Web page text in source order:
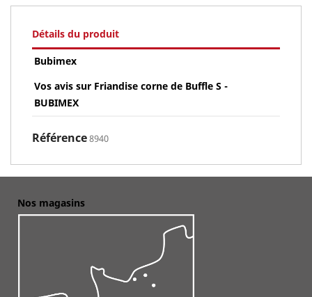
Détails du produit
Bubimex
Vos avis sur Friandise corne de Buffle S -
BUBIMEX
Référence8940
Nos magasins